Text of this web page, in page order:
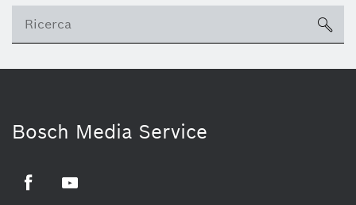
Bosch Media Service